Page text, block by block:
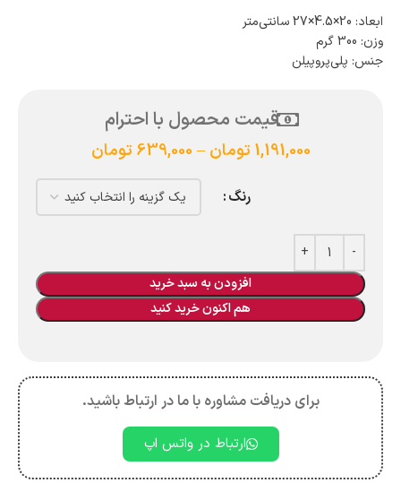
ابعاد: 20×4.5×27 سانتی‌متر
وزن: 300 گرم
جنس: پلی‌پروپیلن
قیمت محصول با احترام
1,191,000 تومان –
639,000 تومان
رنگ
افزودن به سبد خرید
هم اکنون خرید کنید
برای دریافت مشاوره با ما در ارتباط باشید.
ارتباط در واتس اپ